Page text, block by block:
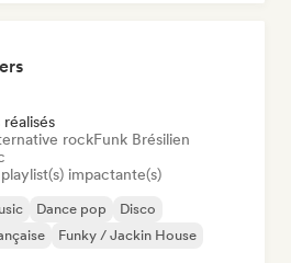
rockFunk Brésilien
impactante(s)
Dance pop
Disco
Funky / Jackin House